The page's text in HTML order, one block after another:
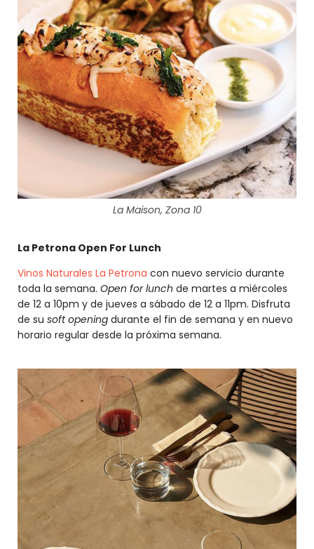
La Maison, Zona 10
La Petrona Open For Lunch
Vinos Naturales La Petrona con nuevo servicio durante
toda la semana. Open for lunch de martes a miércoles
de 12 a 10pm y de jueves a sábado de 12 a 11pm. Disfruta
de su soft opening durante el fin de semana y en nuevo
horario regular desde la próxima semana.